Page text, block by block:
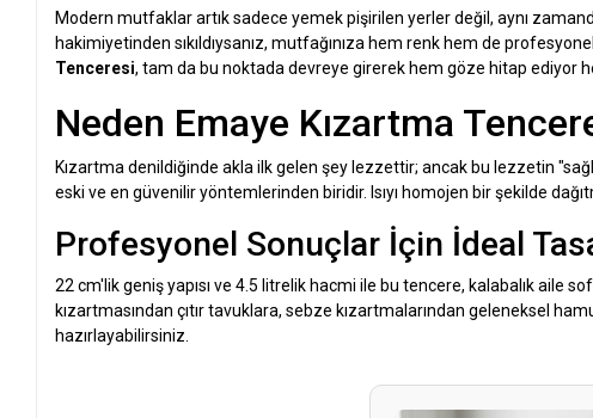
Modern mutfaklar artık sadece yemek pişirilen yerler değil, aynı
hakimiyetinden sıkıldıysanız, mutfağınıza hem renk hem de
Tenceresi, tam da bu noktada devreye girerek hem göze hitap ediyor
Neden Emaye Kızartma
Kızartma denildiğinde akla ilk gelen şey lezzettir; ancak bu lezzetin
eski ve en güvenilir yöntemlerinden biridir. Isıyı homojen bir şekilde
Profesyonel Sonuçlar İçin İdeal
22 cm'lik geniş yapısı ve 4.5 litrelik hacmi ile bu tencere, kalabalık aile
kızartmasından çıtır tavuklara, sebze kızartmalarından geleneksel
hazırlayabilirsiniz.